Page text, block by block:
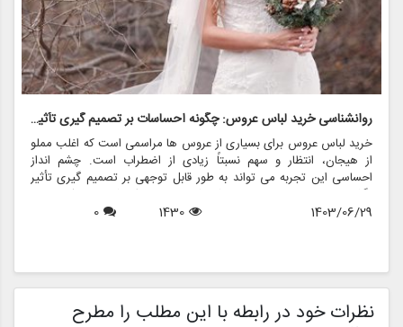
روانشناسی خرید لباس عروس: چگونه احساسات بر تصمیم گیری تأثیر می گذارد
خرید لباس عروس برای بسیاری از عروس ها مراسمی است که اغلب مملو
از هیجان، انتظار و سهم نسبتاً زیادی از اضطراب است. چشم انداز
احساسی این تجربه می تواند به طور قابل توجهی بر تصمیم گیری تأثیر
بگذارد و منجر به انتخاب هایی شود که نه تنها سبک شخصی بلکه عوامل
روانی عمیق تری را نیز منعکس می کند. در این مقاله، روانشناسی خرید
1403/06/29
1430
0
نظرات خود در رابطه با این مطلب را مطرح